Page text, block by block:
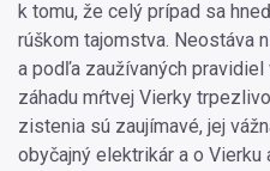
k tomu, že celý prípad sa
rúškom tajomstva. Neostáva
a podľa zaužívaných
záhadu mŕtvej Vierky
zistenia sú zaujímavé, jej
obyčajný elektrikár a o